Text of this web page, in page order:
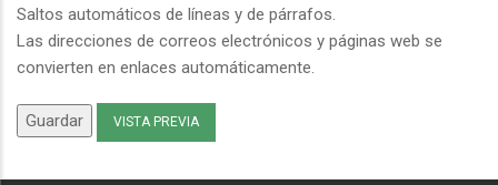
Saltos automáticos de líneas y de párrafos.
Las direcciones de correos electrónicos y páginas web se
convierten en enlaces automáticamente.